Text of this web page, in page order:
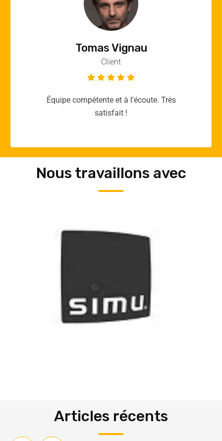
Vincent Quere
Client
Merci yellow365.work pour votre expertise!
Nous travaillons avec
Articles récents